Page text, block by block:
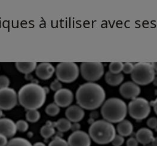
à utiliser avec ses